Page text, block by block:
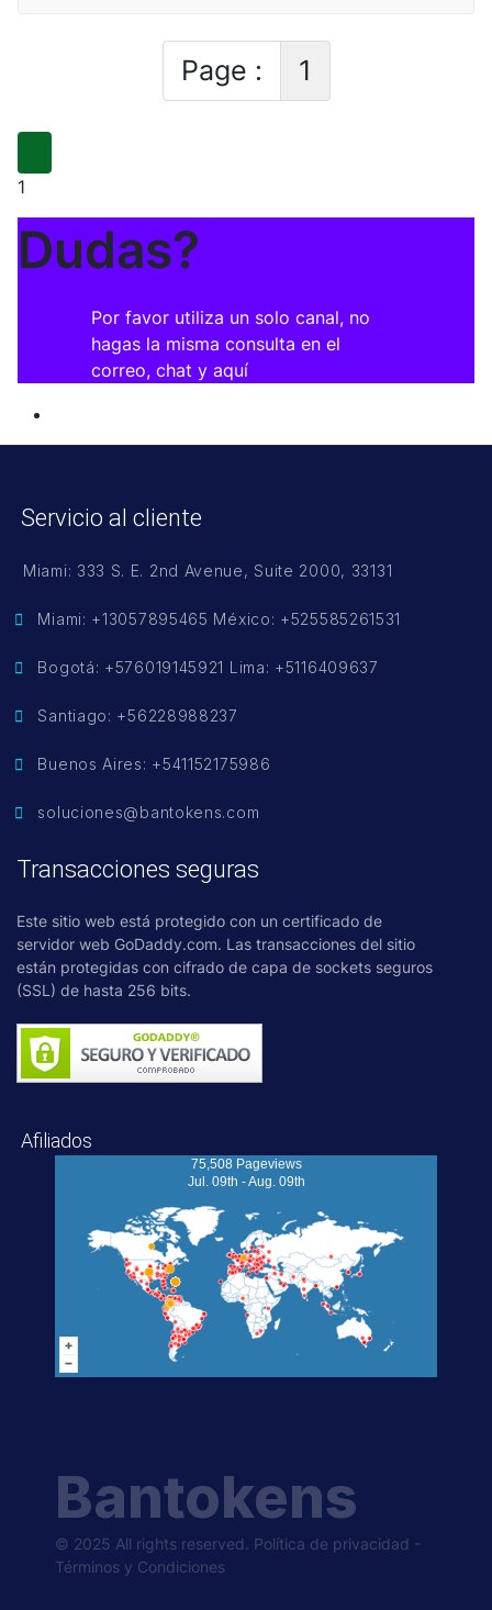
Page : 1
1
Dudas?
Por favor utiliza un solo canal, no
hagas la misma consulta en el
correo, chat y aquí
Servicio al cliente
Miami: 333 S. E. 2nd Avenue, Suite 2000, 33131
Miami: +13057895465 México: +525585261531
Bogotá: +576019145921 Lima: +5116409637
Santiago: +56228988237
Buenos Aires: +541152175986
soluciones@bantokens.com
Transacciones seguras
Este sitio web está protegido con un certificado de
servidor web GoDaddy.com. Las transacciones del sitio
están protegidas con cifrado de capa de sockets seguros
(SSL) de hasta 256 bits.
Afiliados
75,508 Pageviews
Jul. 09th - Aug. 09th
Bantokens
© 2025 All rights reserved. Política de privacidad -
Términos y Condiciones